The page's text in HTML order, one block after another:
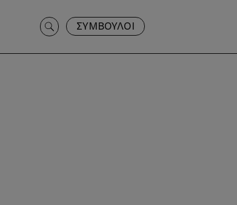
Search
for:
ΣΥΜΒΟΥΛΟΙ